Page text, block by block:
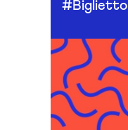
#Biglietto